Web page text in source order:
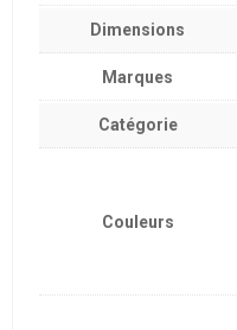
Dimensions
Marques
Catégorie
Couleurs